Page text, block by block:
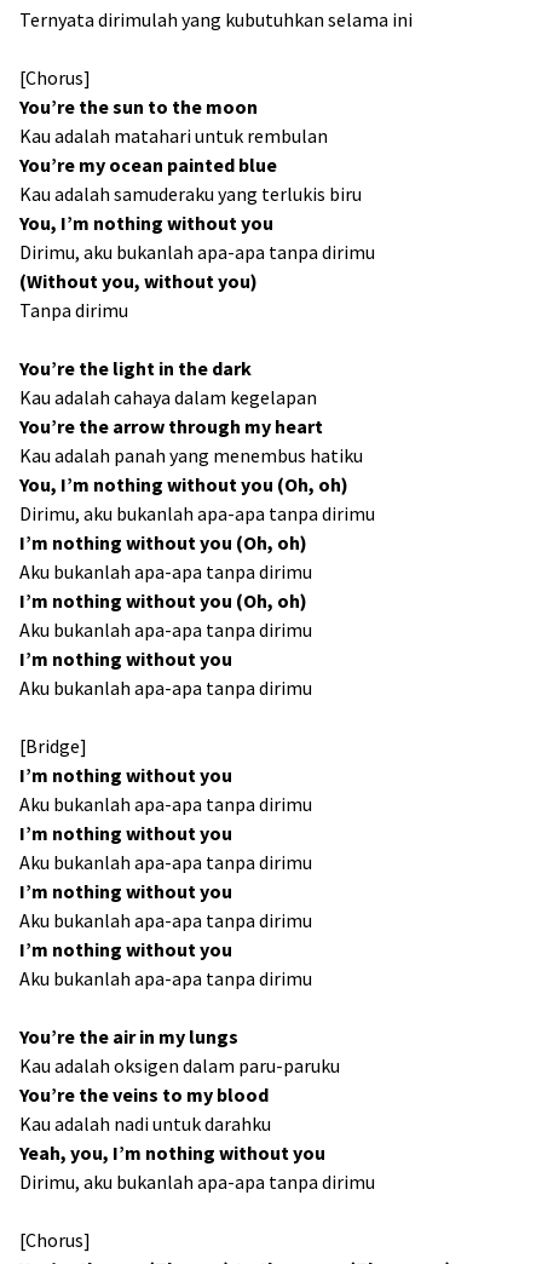
Ternyata dirimulah yang kubutuhkan selama ini
[Chorus]
You’re the sun to the moon
Kau adalah matahari untuk rembulan
You’re my ocean painted blue
Kau adalah samuderaku yang terlukis biru
You, I’m nothing without you
Dirimu, aku bukanlah apa-apa tanpa dirimu
(Without you, without you)
Tanpa dirimu
You’re the light in the dark
Kau adalah cahaya dalam kegelapan
You’re the arrow through my heart
Kau adalah panah yang menembus hatiku
You, I’m nothing without you (Oh, oh)
Dirimu, aku bukanlah apa-apa tanpa dirimu
I’m nothing without you (Oh, oh)
Aku bukanlah apa-apa tanpa dirimu
I’m nothing without you (Oh, oh)
Aku bukanlah apa-apa tanpa dirimu
I’m nothing without you
Aku bukanlah apa-apa tanpa dirimu
[Bridge]
I’m nothing without you
Aku bukanlah apa-apa tanpa dirimu
I’m nothing without you
Aku bukanlah apa-apa tanpa dirimu
I’m nothing without you
Aku bukanlah apa-apa tanpa dirimu
I’m nothing without you
Aku bukanlah apa-apa tanpa dirimu
You’re the air in my lungs
Kau adalah oksigen dalam paru-paruku
You’re the veins to my blood
Kau adalah nadi untuk darahku
Yeah, you, I’m nothing without you
Dirimu, aku bukanlah apa-apa tanpa dirimu
[Chorus]